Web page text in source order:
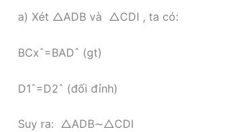
a) Xét △ADB và △CDI , ta có:
BCxˆ=BADˆ (gt)
D1ˆ=D2ˆ (đối đỉnh)
Suy ra: △ADB∼△CDI